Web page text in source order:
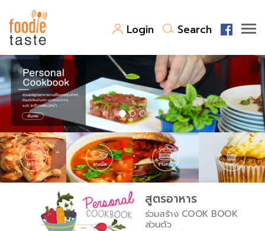
Login Search
สูตรอาหาร
สูตรอาหารล่าสุด
Top Foodie
พาไปชิม
สารพันก้นครัว
เคล็ดลับน่ารู้
เปรียบเทียบหน่วยการตวง
เปรียบเทียบอุณหภูมิ
FoodPedia
สร้าง Cookbook
สูตรอาหาร
ร่วมสร้าง COOK BOOK
ส่วนตัว